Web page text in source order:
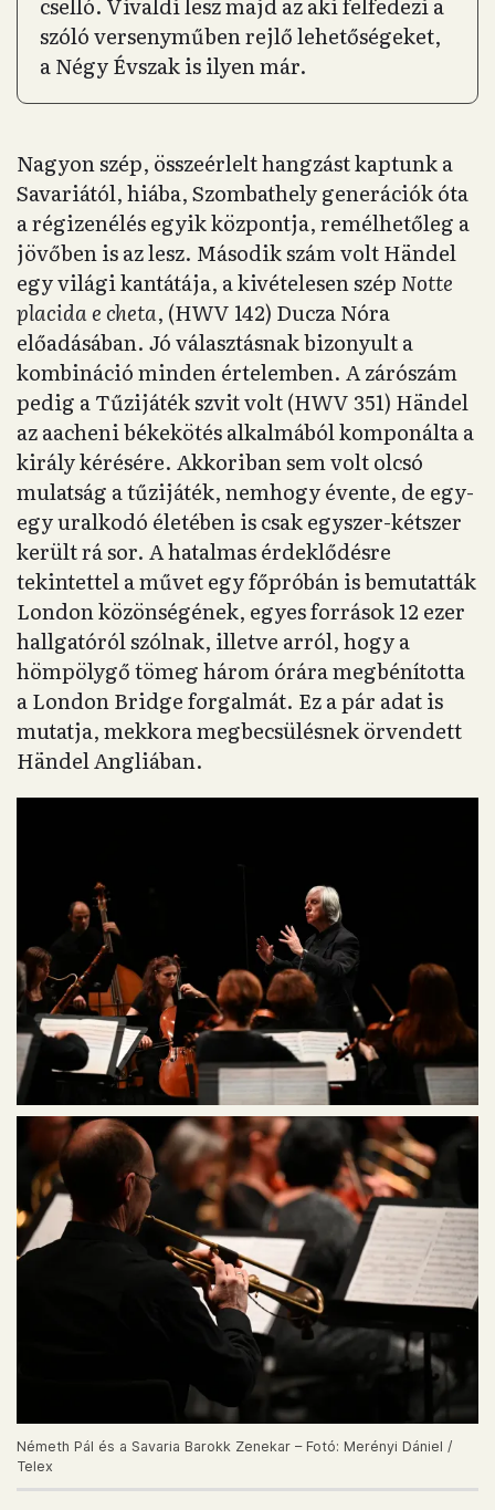
szóló versenyműben rejlő lehetőségeket,
a Négy Évszak is ilyen már.
Nagyon szép, összeérlelt hangzást kaptunk a
Savariától, hiába, Szombathely generációk óta
a régizenélés egyik központja, remélhetőleg a
jövőben is az lesz. Második szám volt Händel
egy világi kantátája, a kivételesen szép Notte
placida e cheta, (HWV 142) Ducza Nóra
előadásában. Jó választásnak bizonyult a
kombináció minden értelemben. A zárószám
pedig a Tűzijáték szvit volt (HWV 351) Händel
az aacheni békekötés alkalmából komponálta a
király kérésére. Akkoriban sem volt olcsó
mulatság a tűzijáték, nemhogy évente, de egy-
egy uralkodó életében is csak egyszer-kétszer
került rá sor. A hatalmas érdeklődésre
tekintettel a művet egy főpróbán is bemutatták
London közönségének, egyes források 12 ezer
hallgatóról szólnak, illetve arról, hogy a
hömpölygő tömeg három órára megbénította
a London Bridge forgalmát. Ez a pár adat is
mutatja, mekkora megbecsülésnek örvendett
Händel Angliában.
Németh Pál és a Savaria Barokk Zenekar – Fotó: Merényi Dániel /
Telex